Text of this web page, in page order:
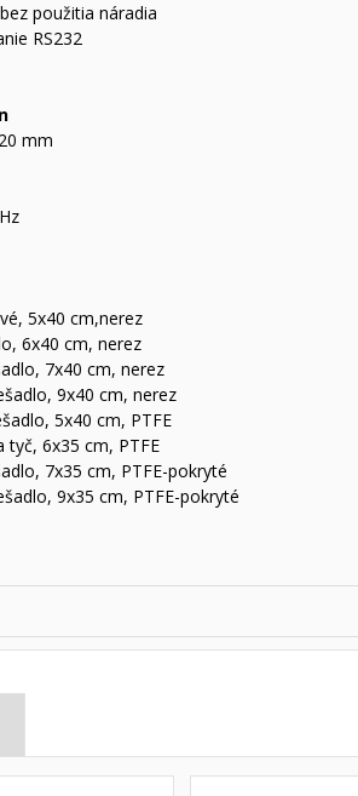
použitia náradia
RS232
mm
5x40 cm,nerez
6x40 cm, nerez
7x40 cm, nerez
9x40 cm, nerez
5x40 cm, PTFE
tyč, 6x35 cm, PTFE
7x35 cm, PTFE-pokryté
9x35 cm, PTFE-pokryté